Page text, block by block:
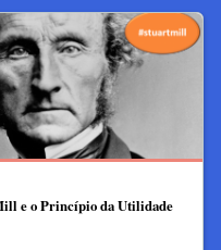
e o Princípio da Utilidade